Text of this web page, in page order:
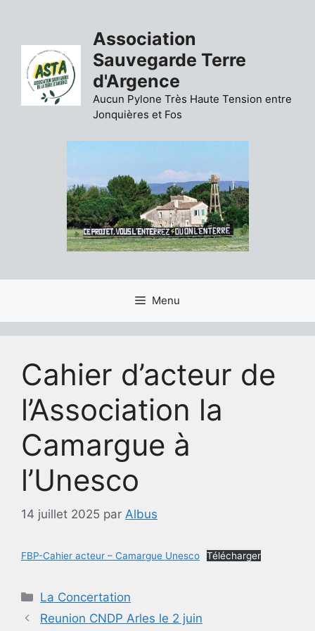
contenu
Association
Sauvegarde Terre
d'Argence
Aucun Pylone Très Haute Tension entre
Jonquières et Fos
Menu
Cahier d’acteur de
l’Association la
Camargue à
l’Unesco
14 juillet 2025 par Albus
FBP-Cahier acteur – Camargue Unesco Télécharger
Catégories
La Concertation
Reunion CNDP Arles le 2 juin